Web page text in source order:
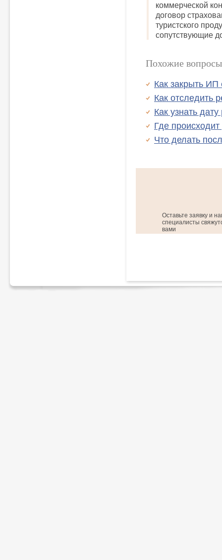
коммерческой
договор
туристского
сопутствующие
Похожие вопросы
Как закрыть ИП
Как отследить
Как узнать
Где
Что делать
Оставьте заявку и
специалисты
вами